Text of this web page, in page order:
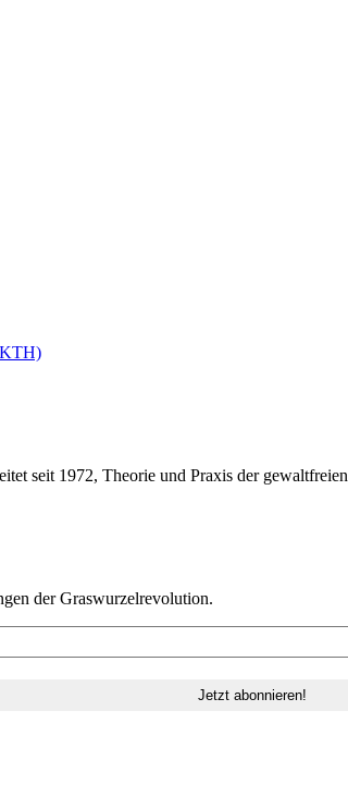
seit 1972, Theorie und Praxis der
der Graswurzelrevolution.